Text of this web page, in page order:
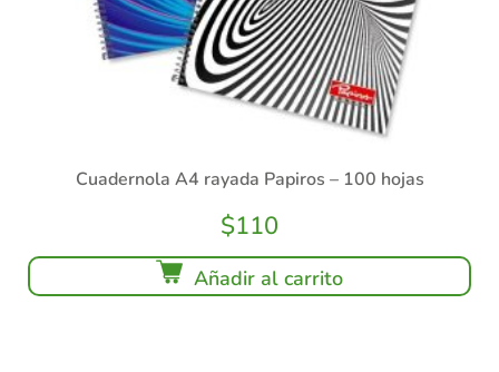
Cuadernola A4 rayada Papiros – 100 hojas
$110
Añadir al carrito